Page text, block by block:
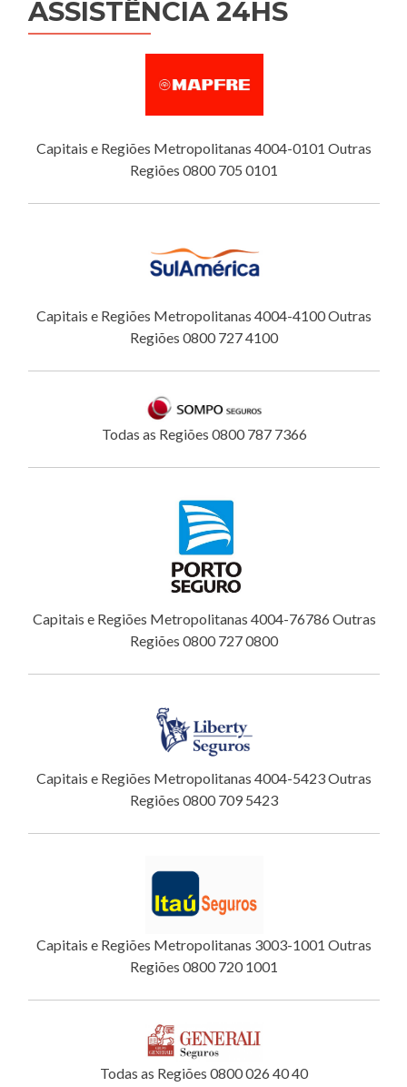
ASSISTÊNCIA 24HS
Capitais e Regiões Metropolitanas 4004-0101 Outras
Regiões 0800 705 0101
Capitais e Regiões Metropolitanas 4004-4100 Outras
Regiões 0800 727 4100
Todas as Regiões 0800 787 7366
Capitais e Regiões Metropolitanas 4004-76786 Outras
Regiões 0800 727 0800
Capitais e Regiões Metropolitanas 4004-5423 Outras
Regiões 0800 709 5423
Capitais e Regiões Metropolitanas 3003-1001 Outras
Regiões 0800 720 1001
Todas as Regiões 0800 026 40 40